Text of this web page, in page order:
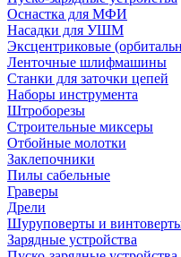
Оснастка для МФИ
Насадки для УШМ
Эксцентриковые
Ленточные шлифмашины
Станки для заточки цепей
Наборы инструмента
Штроборезы
Строительные миксеры
Отбойные молотки
Заклепочники
Пилы сабельные
Граверы
Дрели
Шуруповерты и
Зарядные устройства